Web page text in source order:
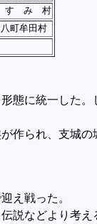
す み 村
牟田村
態に統一した。
作られ、支城の
え戦った。
説などより考え